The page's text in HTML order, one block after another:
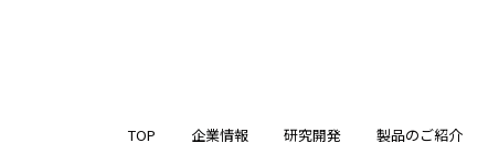
TOP 企業情報 研究開発 製品のご紹介